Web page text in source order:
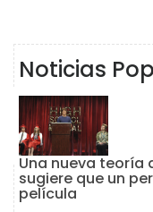
Noticias
Una nueva teoría
sugiere que un
película